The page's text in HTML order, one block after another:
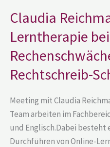
Claudia
Lerntherapie bei
Rechtschreib-
Meeting mit Claudia
Team arbeiten im
und Englisch.Dabei besteht
Durchführen von Online-
Online-
Lerntherapie
bei
Rechenschwäche
und
Lese-
Rechtschreib-
Schwäche